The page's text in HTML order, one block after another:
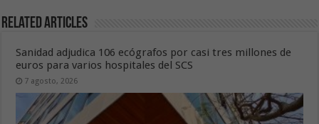
Related Articles
Sanidad adjudica 106 ecógrafos por casi tres millones de
euros para varios hospitales del SCS
7 agosto, 2026